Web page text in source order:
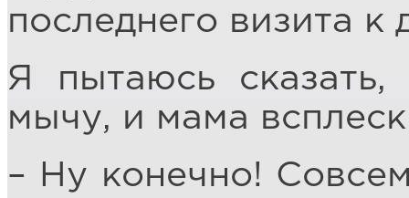
последнего визита к
Я пытаюсь
мычу, и мама
– Ну конечно!